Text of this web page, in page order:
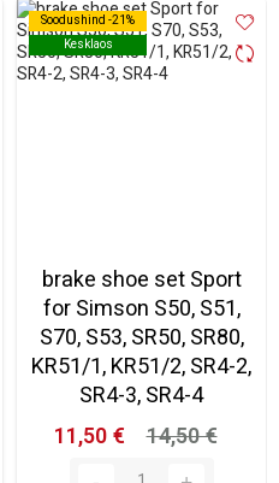
Soodushind -21%
Kesklaos
Soodushind -21%
Kesklaos
brake shoe set Sport
for Simson S50, S51,
S70, S53, SR50, SR80,
KR51/1, KR51/2, SR4-2,
SR4-3, SR4-4
11,50 €
14,50 €